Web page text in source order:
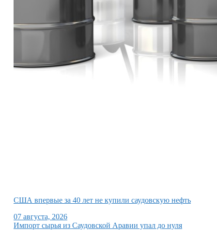
США впервые за 40 лет не купили саудовскую нефть
07 августа, 2026
Импорт сырья из Саудовской Аравии упал до нуля